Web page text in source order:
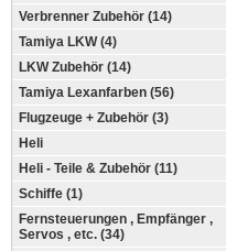
Verbrenner Zubehör (14)
Tamiya LKW (4)
LKW Zubehör (14)
Tamiya Lexanfarben (56)
Flugzeuge + Zubehör (3)
Heli
Heli - Teile & Zubehör (11)
Schiffe (1)
Fernsteuerungen , Empfänger ,
Servos , etc. (34)